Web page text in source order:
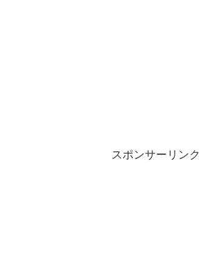
スポンサーリンク